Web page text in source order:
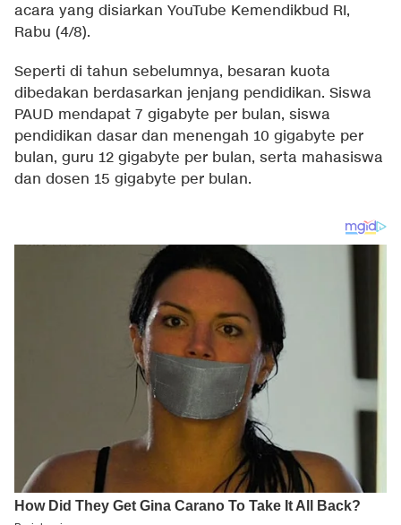
acara yang disiarkan YouTube Kemendikbud RI,
Rabu (4/8).
Seperti di tahun sebelumnya, besaran kuota
dibedakan berdasarkan jenjang pendidikan. Siswa
PAUD mendapat 7 gigabyte per bulan, siswa
pendidikan dasar dan menengah 10 gigabyte per
bulan, guru 12 gigabyte per bulan, serta mahasiswa
dan dosen 15 gigabyte per bulan.